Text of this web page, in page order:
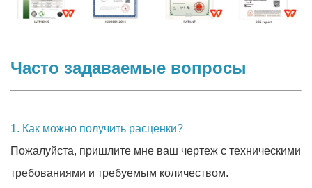
Часто задаваемые вопросы
1. Как можно получить расценки?
Пожалуйста, пришлите мне ваш чертеж с техническими
требованиями и требуемым количеством.